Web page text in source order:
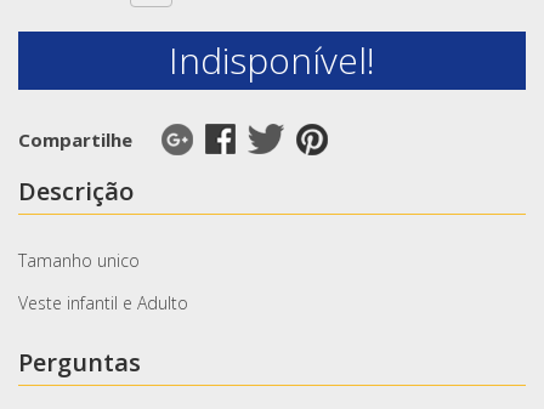
Indisponível!
Compartilhe
Descrição
Tamanho unico
Veste infantil e Adulto
Perguntas